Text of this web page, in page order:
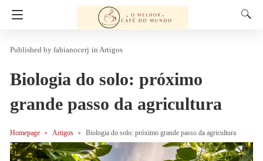
fabianocerj in Artigos
Biologia do solo: próximo
grande passo da agricultura
Homepage Artigos Biologia do solo: próximo grande passo da agricultura